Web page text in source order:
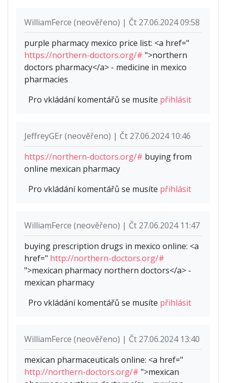
WilliamFerce (neověřeno) | Čt 27.06.2024 09:58
purple pharmacy mexico price list: <a href="
https://northern-doctors.org/# ">northern
doctors pharmacy</a> - medicine in mexico
pharmacies
Pro vkládání komentářů se musíte přihlásit
JeffreyGEr (neověřeno) | Čt 27.06.2024 10:46
https://northern-doctors.org/# buying from
online mexican pharmacy
Pro vkládání komentářů se musíte přihlásit
WilliamFerce (neověřeno) | Čt 27.06.2024 11:47
buying prescription drugs in mexico online: <a
href=" http://northern-doctors.org/#
">mexican pharmacy northern doctors</a> -
mexican pharmacy
Pro vkládání komentářů se musíte přihlásit
WilliamFerce (neověřeno) | Čt 27.06.2024 13:40
mexican pharmaceuticals online: <a href="
http://northern-doctors.org/# ">mexican